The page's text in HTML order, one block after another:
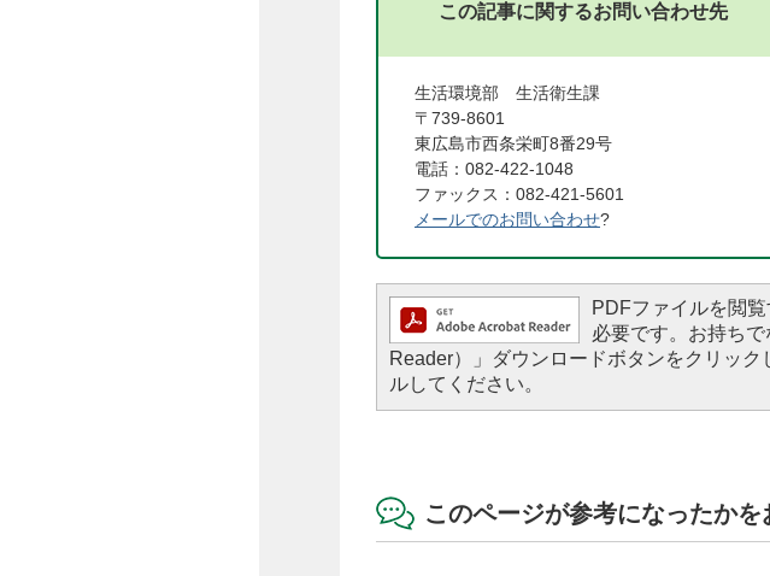
この記事に関するお問い合わせ先
生活環境部 生活衛生課
〒739-8601
東広島市西条栄町8番29号
電話：082-422-1048
ファックス：082-421-5601
メールでのお問い合わせ?
PDFファイルを閲
必要です。お持ち
Reader）」ダウンロードボタンをクリッ
ルしてください。
このページが参考になったかを